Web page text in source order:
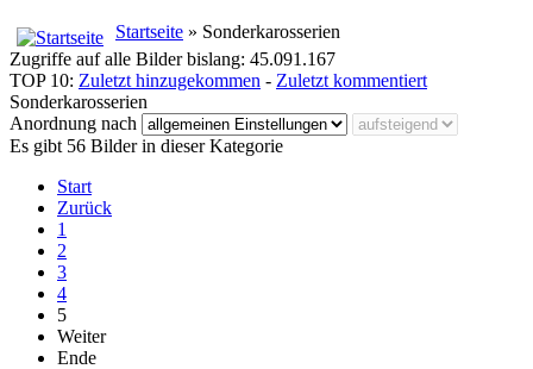
Startseite » Sonderkarosserien
Zugriffe auf alle Bilder bislang: 45.091.167
TOP 10: Zuletzt hinzugekommen - Zuletzt kommentiert
Sonderkarosserien
Anordnung nach
Es gibt 56 Bilder in dieser Kategorie
Start
Zurück
1
2
3
4
5
Weiter
Ende